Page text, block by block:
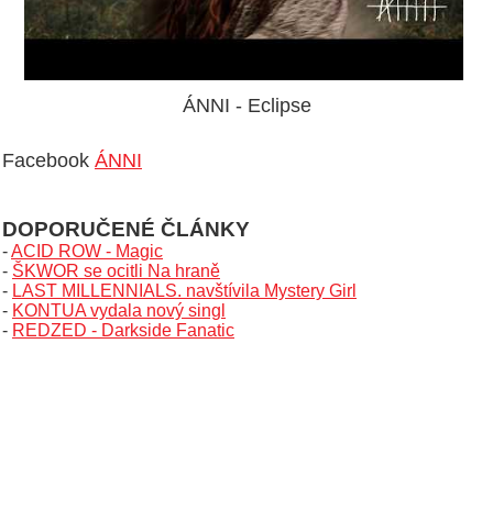
ÁNNI - Eclipse
Facebook ÁNNI
DOPORUČENÉ ČLÁNKY
-ACID ROW - Magic
- ŠKWOR se ocitli Na hraně
- LAST MILLENNIALS. navštívila Mystery Girl
- KONTUA vydala nový singl
- REDZED - Darkside Fanatic